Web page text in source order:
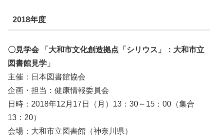
2018年度
〇見学会 「大和市文化創造拠点「シリウス」：大和市立
図書館見学」
主催：日本図書館協会
企画・担当：健康情報委員会
日時：2018年12月17日（月）13：30～15：00（集合
13：20）
会場：大和市立図書館（神奈川県）